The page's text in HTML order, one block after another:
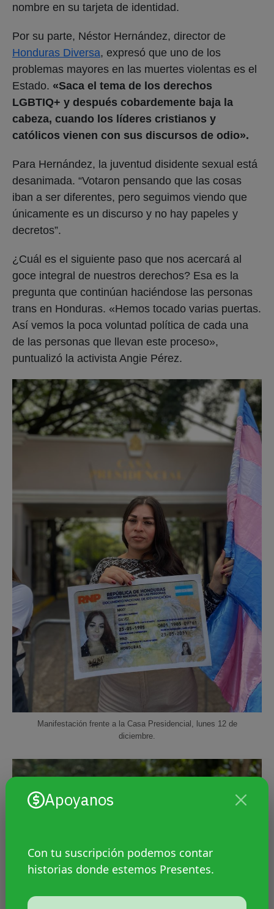
Apoyanos
Con tu suscripción podemos contar
historias donde estemos Presentes.
nombre en su tarjeta de identidad.
Por su parte, Néstor Hernández, director de
Honduras Diversa, expresó que uno de los
problemas mayores en las muertes violentas es el
Estado. «Saca el tema de los derechos
LGBTIQ+ y después cobardemente baja la
cabeza, cuando los líderes cristianos y
católicos vienen con sus discursos de odio».
Para Hernández, la juventud disidente sexual está
desanimada. “Votaron pensando que las cosas
iban a ser diferentes, pero seguimos viendo que
únicamente es un discurso y no hay papeles y
decretos”.
¿Cuál es el siguiente paso que nos acercará al
goce integral de nuestros derechos? Esa es la
pregunta que continúan haciéndose las personas
trans en Honduras. «Hemos tocado varias puertas.
Así vemos la poca voluntad política de cada una
de las personas que llevan este proceso»,
puntualizó la activista Angie Pérez.
Manifestación frente a la Casa Presidencial, lunes 12 de
diciembre.